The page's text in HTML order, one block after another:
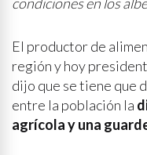
El productor de
región y hoy
dijo que se tiene que
entre la población la
agrícola y una